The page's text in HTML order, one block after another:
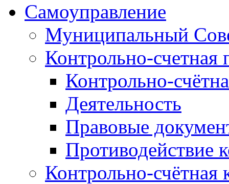
Самоуправление
Муниципальный
Контрольно-счетная
Контрольно-
Деятельность
Правовые
Противодействие
Контрольно-счётная